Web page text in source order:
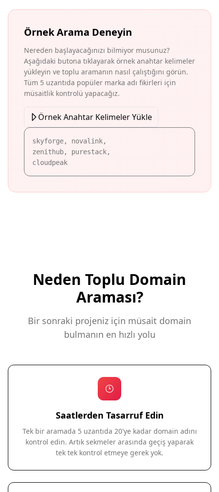
Örnek Arama Deneyin
Nereden başlayacağınızı bilmiyor musunuz?
Aşağıdaki butona tıklayarak örnek anahtar kelimeler
yükleyin ve toplu aramanın nasıl çalıştığını görün.
Tüm 5 uzantıda popüler marka adı fikirleri için
müsaitlik kontrolü yapacağız.
Örnek Anahtar Kelimeler Yükle
skyforge, novalink,
zenithub, purestack,
cloudpeak
Neden Toplu Domain
Araması?
Bir sonraki projeniz için müsait domain
bulmanın en hızlı yolu
Saatlerden Tasarruf Edin
Tek bir aramada 5 uzantıda 20'ye kadar domain adını
kontrol edin. Artık sekmeler arasında geçiş yaparak
tek tek kontrol etmeye gerek yok.